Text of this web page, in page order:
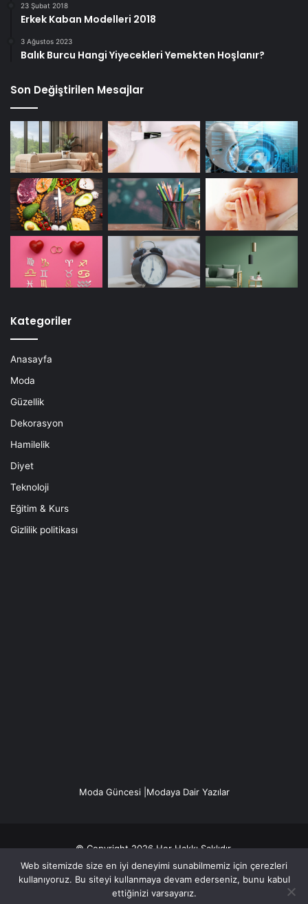
23 Şubat 2018
Erkek Kaban Modelleri 2018
3 Ağustos 2023
Balık Burcu Hangi Yiyecekleri Yemekten Hoşlanır?
Son Değiştirilen Mesajlar
Kategoriler
Anasayfa
Moda
Güzellik
Dekorasyon
Hamilelik
Diyet
Teknoloji
Eğitim & Kurs
Gizlilik politikası
Moda Güncesi |Modaya Dair Yazılar
© Copyright 2026 Her Hakkı Saklıdır.
Gizlilik politikası
Web sitemizde size en iyi deneyimi sunabilmemiz için çerezleri
kullanıyoruz. Bu siteyi kullanmaya devam ederseniz, bunu kabul
ettiğinizi varsayarız.